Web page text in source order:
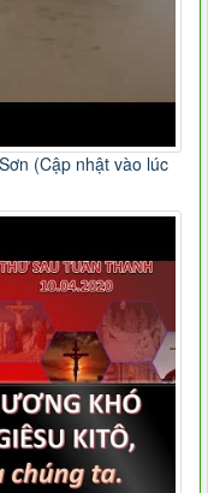
(Cập nhật vào lúc